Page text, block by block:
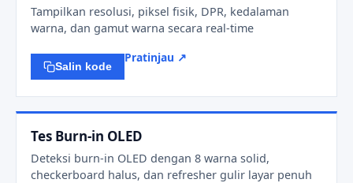
Tampilkan resolusi, piksel fisik, DPR, kedalaman
warna, dan gamut warna secara real-time
Salin kode
Pratinjau ↗
Tes Burn-in OLED
Deteksi burn-in OLED dengan 8 warna solid,
checkerboard halus, dan refresher gulir layar penuh